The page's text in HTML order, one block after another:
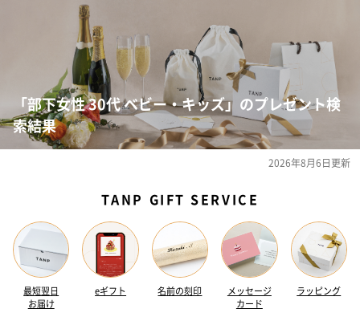
「部下女性 30代 ベビー・キッズ」のプレゼント検
索結果
2026年8月6日更新
TANP GIFT SERVICE
最短翌日
お届け
eギフト 名前の刻印
メッセージ
カード
ラッピング